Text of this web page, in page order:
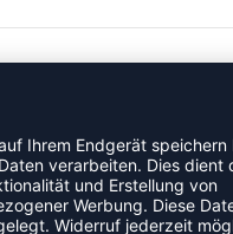
Atmungsaktiv und